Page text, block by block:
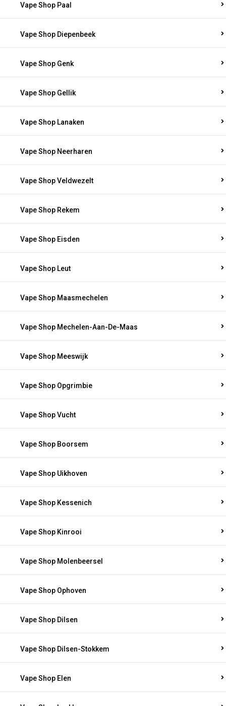
Vape Shop Paal
Vape Shop Diepenbeek
Vape Shop Genk
Vape Shop Gellik
Vape Shop Lanaken
Vape Shop Neerharen
Vape Shop Veldwezelt
Vape Shop Rekem
Vape Shop Eisden
Vape Shop Leut
Vape Shop Maasmechelen
Vape Shop Mechelen-Aan-De-Maas
Vape Shop Meeswijk
Vape Shop Opgrimbie
Vape Shop Vucht
Vape Shop Boorsem
Vape Shop Uikhoven
Vape Shop Kessenich
Vape Shop Kinrooi
Vape Shop Molenbeersel
Vape Shop Ophoven
Vape Shop Dilsen
Vape Shop Dilsen-Stokkem
Vape Shop Elen